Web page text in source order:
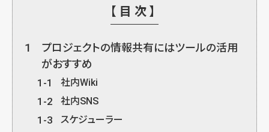
【目次】
1
プロジェクトの情報共有にはツールの活用
がおすすめ
1-1 社内Wiki
1-2 社内SNS
1-3 スケジューラー